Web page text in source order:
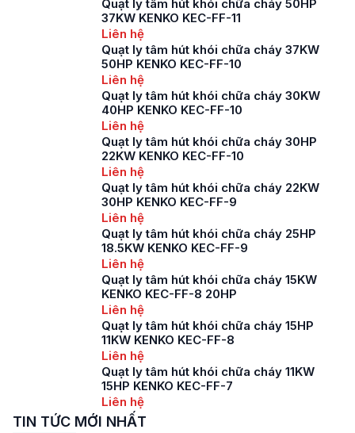
Quạt ly tâm hút khói chữa cháy 50HP
37KW KENKO KEC-FF-11
Liên hệ
Quạt ly tâm hút khói chữa cháy 37KW
50HP KENKO KEC-FF-10
Liên hệ
Quạt ly tâm hút khói chữa cháy 30KW
40HP KENKO KEC-FF-10
Liên hệ
Quạt ly tâm hút khói chữa cháy 30HP
22KW KENKO KEC-FF-10
Liên hệ
Quạt ly tâm hút khói chữa cháy 22KW
30HP KENKO KEC-FF-9
Liên hệ
Quạt ly tâm hút khói chữa cháy 25HP
18.5KW KENKO KEC-FF-9
Liên hệ
Quạt ly tâm hút khói chữa cháy 15KW
KENKO KEC-FF-8 20HP
Liên hệ
Quạt ly tâm hút khói chữa cháy 15HP
11KW KENKO KEC-FF-8
Liên hệ
Quạt ly tâm hút khói chữa cháy 11KW
15HP KENKO KEC-FF-7
Liên hệ
TIN TỨC MỚI NHẤT